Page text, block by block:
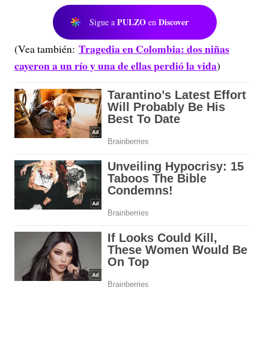
Sigue a PULZO en Discover
(Vea también: Tragedia en Colombia: dos niñas
cayeron a un río y una de ellas perdió la vida)